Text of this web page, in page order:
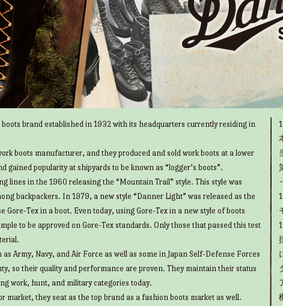
brand established in 1932 with its headquarters currently residing in
boots manufacturer, and they produced and sold work boots at a lower
gained popularity at shipyards to be known as “logger’s boots”.
lines in the 1960 releasing the “Mountain Trail” style. This style was
backpackers. In 1979, a new style “Danner Light” was released as the
Gore-Tex in a boot. Even today, using Gore-Tex in a new style of boots
to be approved on Gore-Tex standards. Only those that passed this test
as Army, Navy, and Air Force as well as some in Japan Self-Defense Forces
so their quality and performance are proven. They maintain their status
work, hunt, and military categories today.
market, they seat as the top brand as a fashion boots market as well.